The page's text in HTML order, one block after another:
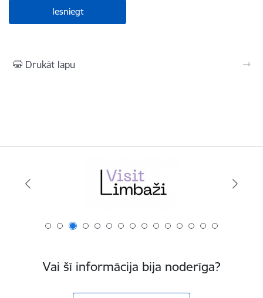
Drukāt lapu
Vai šī informācija bija noderīga?